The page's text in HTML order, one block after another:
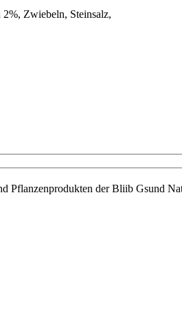
Zwiebeln, Steinsalz,
Pflanzenprodukten der Bliib Gsund